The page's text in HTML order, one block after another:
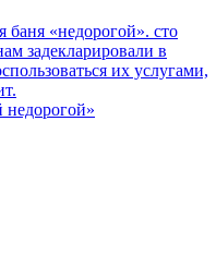
баня «недорогой». сто
задекларировали в
их услугами,